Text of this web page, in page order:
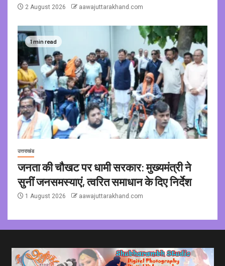
2 August 2026 aawajuttarakhand.com
1 min read
उत्तराखंड
जनता की चौखट पर धामी सरकार: मुख्यमंत्री ने
सुनीं जनसमस्याएं, त्वरित समाधान के दिए निर्देश
1 August 2026 aawajuttarakhand.com